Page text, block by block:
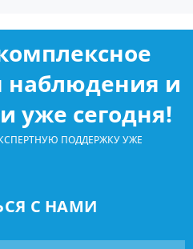
наблюдения и
уже сегодня!
ПОДДЕРЖКУ УЖЕ
С НАМИ